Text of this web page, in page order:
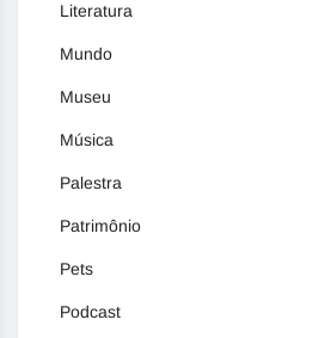
Literatura
Mundo
Museu
Música
Palestra
Patrimônio
Pets
Podcast